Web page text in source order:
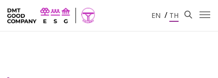
EN / TH